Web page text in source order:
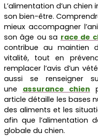
L’alimentation d’un
son bien-être.
mieux accompagner
son âge ou sa race de
contribue au maintien
vitalité, tout en
remplacer l’avis d’un
aussi se renseigner
une
assurance chien
article détaille les bases
des aliments et les
afin que l’alimentation
globale du chien.